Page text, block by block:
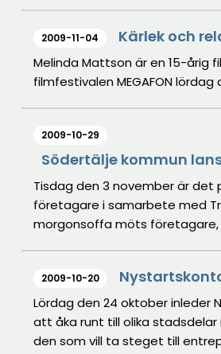
2009-11-04 Kärlek och
Melinda Mattson är en 15-årig
filmfestivalen MEGAFON
2009-10-29
Södertälje kommun
Tisdag den 3 november är det
företagare i samarbete med
morgonsoffa möts företagare,
2009-10-20
Lördag den 24 oktober inleder
att åka runt till olika
den som vill ta steget till